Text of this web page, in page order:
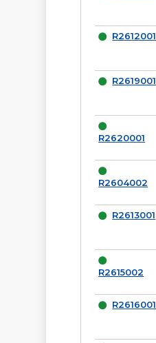
R2612001
R2619001
R2620001
R2604002
R2613001
R2615002
R2616001